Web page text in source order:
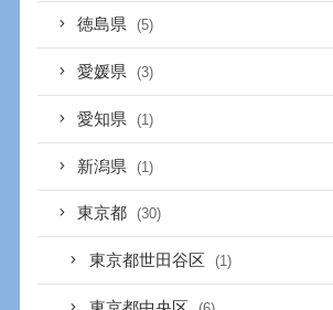
徳島県 (5)
愛媛県 (3)
愛知県 (1)
新潟県 (1)
東京都 (30)
東京都世田谷区 (1)